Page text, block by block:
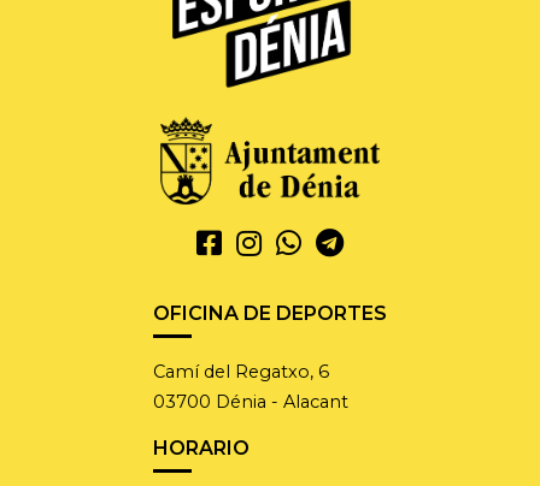
OFICINA DE DEPORTES
Camí del Regatxo, 6
03700 Dénia - Alacant
HORARIO